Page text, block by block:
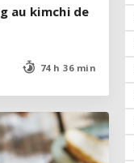
au kimchi de
74 h 36 min
au kimchi de
74 h 36 min